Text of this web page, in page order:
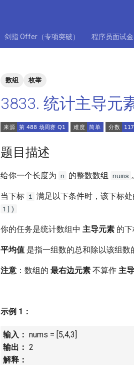
剑指 Offer（专项突破） 程序员面试
数组 枚举
3833. 统计主导元
题目描述
给你一个长度为 n 的整数数组 nums 。
当下标 i 满足以下条件时，该下标
1])
你的任务是统计数组中 主导元素 的下
平均值 是指一组数的总和除以该组数
注意 ：数组的 最右边元素 不算作 主
示例 1：
输入： nums = [5,4,3]
输出： 2
解释：